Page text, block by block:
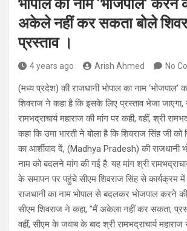
भोपाल का नाम ‘भोजपाल’ करने
अकेले नहीं कर सकता बोले
प्रस्ताव ।
4 years ago Arish Ahmed No
(मध्य प्रदेश) की राजधानी भोपाल का नाम ‘भोजपाल’
शिवराज ने कहा है कि इसके लिए प्रस्ताव भेजा जाएगा,
रामभद्राचार्य महाराज की मांग पर कही, वहीं, श्री
कहा कि उमा भारती ने बोला है कि शिवराज सिंह जी
का आर्शीवाद दें, (Madhya Pradesh) की राजधानी
नाम को बदलने मांग की गई है. यह मांग श्री
के समापन पर पहुंचे सीएम शिवराज सिंह से कार्यक्रम
राजधानी का नाम भोपाल से बदलकर भोजपाल करने की
सीएम शिवराज ने कहा, ”मैं अकेला नहीं कर सकता,
वहीं, सीएम के जवाब के बाद श्री रामभद्राचार्य